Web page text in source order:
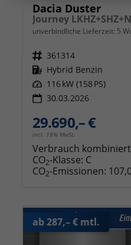
Dacia Duster
Journey
unverbindliche Lieferzeit: 5
Fahrzeugnr. 361314
Kraftstoff Hybrid Benzin
Leistung 116 kW (158 PS)
30.03.2026
29.690,– €
incl. 19% MwSt.
Verbrauch
CO2-Klasse: C
CO2-Emissionen:
ab 287,– € mtl.